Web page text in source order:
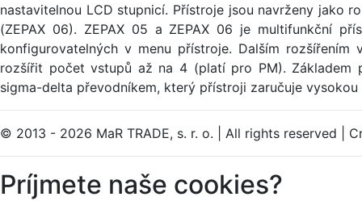
nastavitelnou LCD stupnicí. Přístroje jsou navrženy jako
(ZEPAX 06). ZEPAX 05 a ZEPAX 06 je multifunkční
konfigurovatelných v menu přístroje. Dalším
rozšířit počet vstupů až na 4 (platí pro PM).
sigma-delta převodníkem, který přístroji zaručuje
© 2013 - 2026 MaR TRADE, s. r. o. All rights reserved
Príjmete naše cookies?